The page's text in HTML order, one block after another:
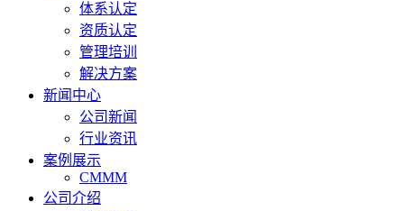
体系认定
资质认定
管理培训
解决方案
新闻中心
公司新闻
行业资讯
案例展示
CMMM
公司介绍